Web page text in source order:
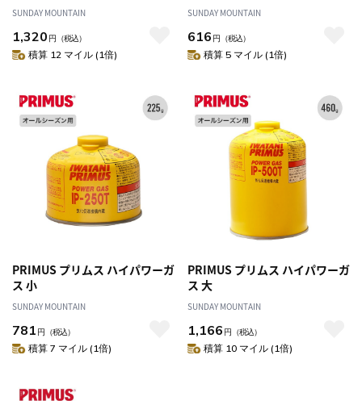
SUNDAY MOUNTAIN
1,320 円 （税込）
積算 12 マイル (1倍)
SUNDAY MOUNTAIN
616 円 （税込）
積算 5 マイル (1倍)
PRIMUS プリムス ハイパワーガ
ス 小
SUNDAY MOUNTAIN
781 円 （税込）
積算 7 マイル (1倍)
PRIMUS プリムス ハイパワーガ
ス 大
SUNDAY MOUNTAIN
1,166 円 （税込）
積算 10 マイル (1倍)